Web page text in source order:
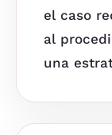
el caso
al
una